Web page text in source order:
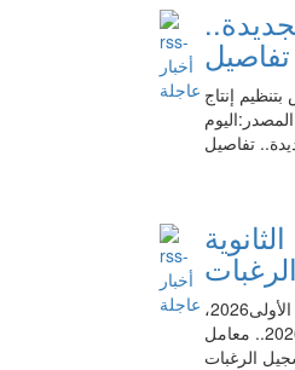
تفاصيل
استمرار تطبيق التوجيه الوزاري رقم (5) لسنة 2026 الخاص بتنظيم إنتاج
تفاصيل
واصلت معامل تنسيق كلية الهندسة بجامعة القاهرة، اليوم الخميس، ثانى أيام انطلاق تنسيق المرحلة الأولى2026،
استقبال طلاب الثانوية العامة بتنسيق المرحلة الأولى على معامل التنسيق. المصدر:اليوم السابعتنسيق 2026.. معامل
الرغبات